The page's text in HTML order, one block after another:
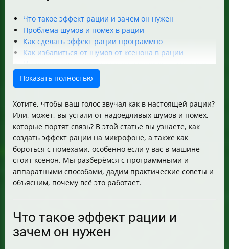
Что такое эффект рации и зачем он нужен
Проблема шумов и помех в рации
Как сделать эффект рации программно
Как избавиться от шумов от ксенона в рации
зачем
Часто задаваемые вопросы
Полезные ссылки и ресурсы
Показать полностью
Хотите, чтобы ваш голос звучал как в настоящей рации?
Или, может, вы устали от надоедливых шумов и помех,
которые портят связь? В этой статье вы узнаете, как
создать эффект рации на микрофоне, а также как
бороться с помехами, особенно если у вас в машине
стоит ксенон. Мы разберёмся с программными и
аппаратными способами, дадим практические советы и
объясним, почему всё это работает.
Что такое эффект рации и
зачем он нужен